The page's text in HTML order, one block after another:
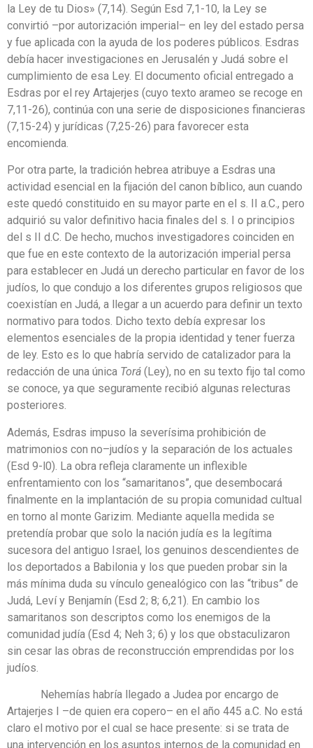
la Ley de tu Dios» (7,14). Según Esd 7,1-10, la Ley se
convirtió –por autorización imperial– en ley del estado persa
y fue aplicada con la ayuda de los poderes públicos. Esdras
debía hacer investigaciones en Jerusalén y Judá sobre el
cumplimiento de esa Ley. El documento oficial entregado a
Esdras por el rey Artajerjes (cuyo texto arameo se recoge en
7,11-26), continúa con una serie de disposiciones financieras
(7,15-24) y jurídicas (7,25-26) para favorecer esta
encomienda.
Por otra parte, la tradición hebrea atribuye a Esdras una
actividad esencial en la fijación del canon bíblico, aun cuando
este quedó constituido en su mayor parte en el s. II a.C., pero
adquirió su valor definitivo hacia finales del s. I o principios
del s II d.C. De hecho, muchos investigadores coinciden en
que fue en este contexto de la autorización imperial persa
para establecer en Judá un derecho particular en favor de los
judíos, lo que condujo a los diferentes grupos religiosos que
coexistían en Judá, a llegar a un acuerdo para definir un texto
normativo para todos. Dicho texto debía expresar los
elementos esenciales de la propia identidad y tener fuerza
de ley. Esto es lo que habría servido de catalizador para la
redacción de una única Torá (Ley), no en su texto fijo tal como
se conoce, ya que seguramente recibió algunas relecturas
posteriores.
Además, Esdras impuso la severísima prohibición de
matrimonios con no–judíos y la separación de los actuales
(Esd 9-l0). La obra refleja claramente un inflexible
enfrentamiento con los “samaritanos”, que desembocará
finalmente en la implantación de su propia comunidad cultual
en torno al monte Garizim. Mediante aquella medida se
pretendía probar que solo la nación judía es la legítima
sucesora del antiguo Israel, los genuinos descendientes de
los deportados a Babilonia y los que pueden probar sin la
más mínima duda su vínculo genealógico con las “tribus” de
Judá, Leví y Benjamín (Esd 2; 8; 6,21). En cambio los
samaritanos son descriptos como los enemigos de la
comunidad judía (Esd 4; Neh 3; 6) y los que obstaculizaron
sin cesar las obras de reconstrucción emprendidas por los
judíos.
Nehemías habría llegado a Judea por encargo de
Artajerjes I –de quien era copero– en el año 445 a.C. No está
claro el motivo por el cual se hace presente: si se trata de
una intervención en los asuntos internos de la comunidad en